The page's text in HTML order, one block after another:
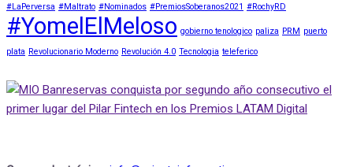
#LaPerversa #Maltrato #Nominados #PremiosSoberanos2021 #RochyRD
#YomelElMeloso gobierno tenologico paliza PRM puerto
plata Revolucionario Moderno Revolución 4.0 Tecnologia teleferico